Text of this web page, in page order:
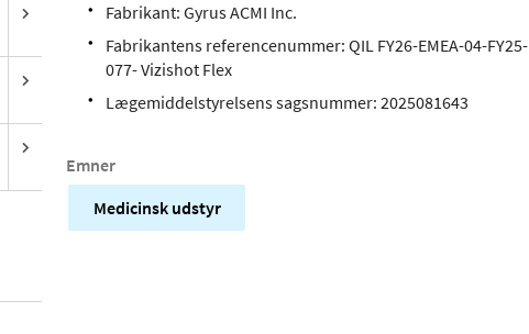
Fabrikant: Gyrus ACMI Inc.
Fabrikantens referencenummer: QIL FY26-EMEA-04-FY25-
077- Vizishot Flex
Lægemiddelstyrelsens sagsnummer:2025081643
Emner
Medicinsk udstyr